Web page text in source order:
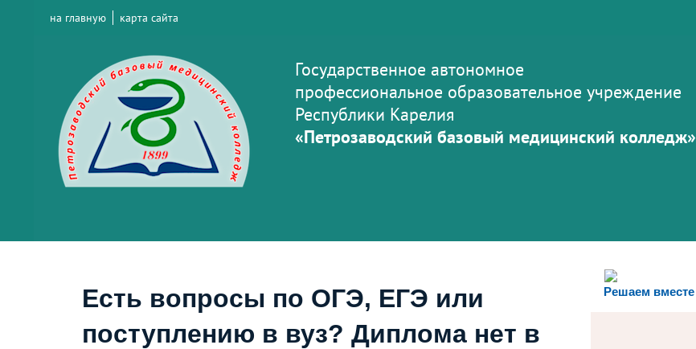
на главную карта сайта
Государственное автономное
профессиональное образовательное учреждение
Республики Карелия
«Петрозаводский базовый медицинский колледж»
Решаем вместе
Есть вопросы по ОГЭ, ЕГЭ или
поступлению в вуз? Диплома нет в